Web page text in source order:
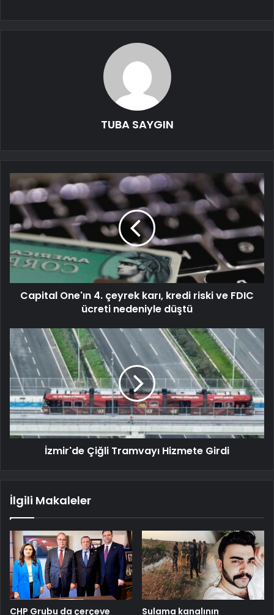
TUBA SAYGIN
Capital One'ın 4. çeyrek karı, kredi riski ve FDIC
ücreti nedeniyle düştü
İzmir'de Çiğli Tramvayı Hizmete Girdi
İlgili Makaleler
CHP Grubu da çerçeve Sulama kanalının